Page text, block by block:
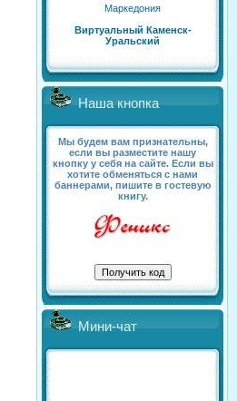
Маркедония
Виртуальный Каменск-
Уральский
Наша кнопка
Мы будем вам признательны,
если вы разместите нашу
кнопку у себя на сайте. Если вы
хотите обменяться с нами
баннерами, пишите в гостевую
книгу.
Мини-чат